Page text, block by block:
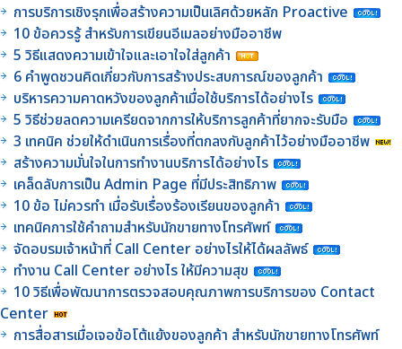
การบริการเชิงรุกเพื่อสร้างความเป็นเลิศด้วยหลัก Proactive
10 ข้อควรรู้ สำหรับการเขียนอีเมลอย่างมืออาชีพ
5 วิธีแสดงความเข้าใจและเอาใจใส่ลูกค้า
6 คำพูดชวนคิดเกี่ยวกับการสร้างประสบการณ์ของลูกค้า
บริหารความคาดหวังของลูกค้าเมื่อใช้บริการได้อย่างไร
5 วิธีช่วยลดความเครียดจากการให้บริการลูกค้าที่ยากจะรับมือ
3 เทคนิค ช่วยให้ดำเนินการเรื่องที่ตกลงกับลูกค้าไว้อย่างมืออาชีพ
สร้างความมั่นใจในการทำงานบริการได้อย่างไร
เคล็ดลับการเป็น Admin Page ที่มีประสิทธิภาพ
10 ข้อ ไม่ควรทำ เมื่อรับเรื่องร้องเรียนของลูกค้า
เทคนิคการใช้คำถามสำหรับนักขายทางโทรศัพท์
จัดอบรมเจ้าหน้าที่ Call Center อย่างไรให้ได้ผลลัพธ์
ทำงาน Call Center อย่างไร ให้มีความสุข
10 วิธีเพื่อพัฒนาการตรวจสอบคุณภาพการบริการของ Contact
Center
การสื่อสารเมื่อเจอข้อโต้แย้งของลูกค้า สำหรับนักขายทางโทรศัพท์